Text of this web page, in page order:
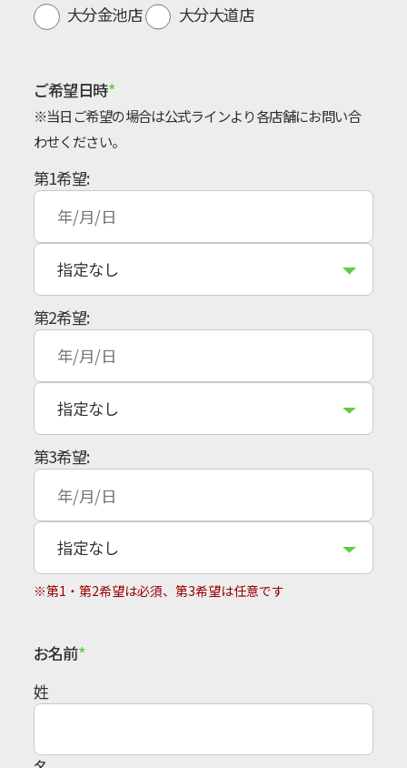
大分金池店
大分大道店
ご希望日時
※当日ご希望の場合は公式ラインより各店舗にお問い合
わせください。
第1希望:
第2希望:
第3希望:
※第1・第2希望は必須、第3希望は任意です
お名前
姓